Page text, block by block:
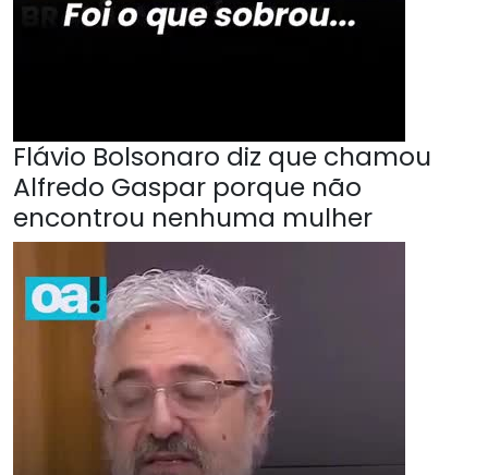
Flávio Bolsonaro diz que chamou
Alfredo Gaspar porque não
encontrou nenhuma mulher